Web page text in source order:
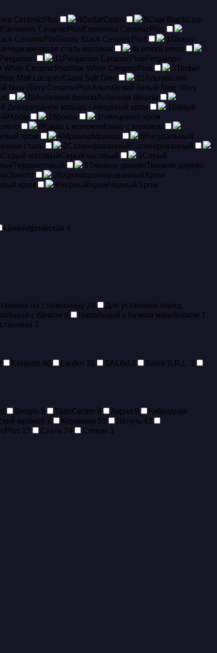
CeramicPlus 4CedarCedar 5Coal BlackCoal
Edelweiss CeramicPlus Edelweiss CeramicPlus
CeramicPluGlossy Black CeramicPlus 1 Glossy
Hержавеющая сталь матовая 4 Lemon Lemon
Pergamon 11 Pergamon CeramicPlus Pergamon
White CeramicPlusStar White CeramicPlus 3Timber
Matt Lacquer/Glass Soft Grey 31 Альпийский
New Glory CeramicPlusАльпийский белый New Glory
29Античная бронзаАнтичная бронза
Декоративное кольцо: глянцевый хром 1 Белый
Хром 1 бронза 1 глянцевый хром
8 Какао с молоком Какао с молоком
хром 4 Мрамор Мрамор 6 Натуральный
сталь 2СатинированныйСатинированный
Серый матовыйСерый матовый 1 Серый
Терракотовый 6Тиковое деревоТиковое дерево
Золото 28Хром/сатинированныйХром/
хром 6Черный/хромЧерный/Хром
Цилиндрическая 4
на столешницу 29
Для установки перед
с бачком 6 Напольный с бачком моноблоком 1
7
Kerasan 40 Laufen 70 SALINI 2 Salini S.R.L. 3
Simplo 5 TitanCeram 9 Акрил 9
Гибридная
мрамор 2 Керамика 55 Латунь 43
15 Сталь 24 Стекло 1